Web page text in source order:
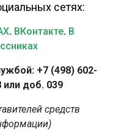
сетях:
. ВКонтакте. В
+7 (498) 602-
или доб. 039
средств